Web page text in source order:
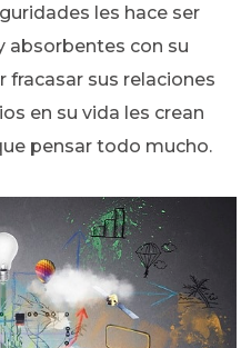
les hace ser
absorbentes con su
fracasar sus relaciones
en su vida les crean
pensar todo mucho.